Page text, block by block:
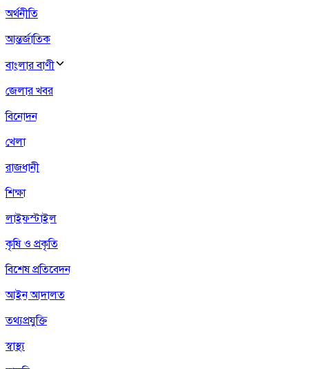
অর্থনীতি
আন্তর্জাতিক
বাংলার বাণী
জেলার খবর
বিনোদন
খেলা
রাজধানী
শিক্ষা
লাইফস্টাইল
কৃষি ও প্রকৃতি
বিশেষ প্রতিবেদন
আইন আদালত
তথ্যপ্রযুক্তি
স্বাস্থ্য